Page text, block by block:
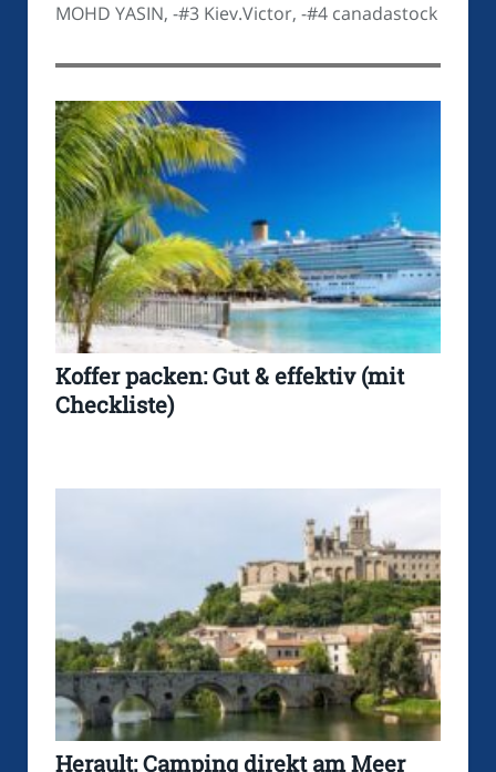
MOHD YASIN, -#3 Kiev.Victor, -#4 canadastock
Koffer packen: Gut & effektiv (mit
Checkliste)
Herault: Camping direkt am Meer